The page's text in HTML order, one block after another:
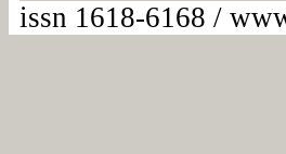
issn 1618-6168 /